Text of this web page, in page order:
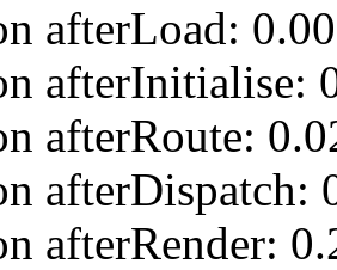
afterLoad:
afterInitialise:
afterRoute:
afterDispatch:
afterRender: